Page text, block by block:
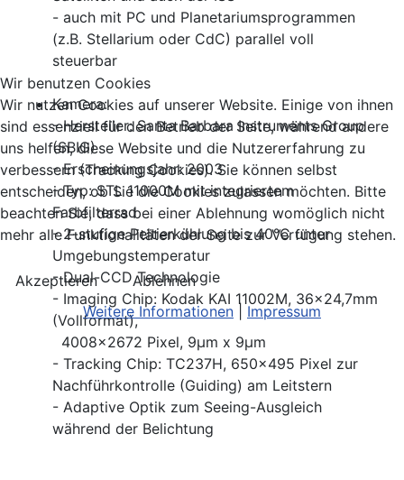
- auch mit PC und Planetariumsprogrammen
(z.B. Stellarium oder CdC) parallel voll
steuerbar
Kamera:
- Hersteller: Santa Barbara Instruments Group
(SBIG)
- Erscheinungsjahr: 2003
- Typ: STL 11000M mit integriertem
Farbfilterrad
- 2-stufige Peltierkühlung bis 40°C unter
Umgebungstemperatur
- Dual-CCD Technologie
- Imaging Chip: Kodak KAI 11002M, 36x24,7mm
(Vollformat),
4008x2672 Pixel, 9μm x 9μm
- Tracking Chip: TC237H, 650x495 Pixel zur
Nachführkontrolle (Guiding) am Leitstern
- Adaptive Optik zum Seeing-Ausgleich
während der Belichtung
Wir benutzen Cookies
Wir nutzen Cookies auf unserer Website. Einige von ihnen
sind essenziell für den Betrieb der Seite, während andere
uns helfen, diese Website und die Nutzererfahrung zu
verbessern (Tracking Cookies). Sie können selbst
entscheiden, ob Sie die Cookies zulassen möchten. Bitte
beachten Sie, dass bei einer Ablehnung womöglich nicht
mehr alle Funktionalitäten der Seite zur Verfügung stehen.
Akzeptieren
Ablehnen
Weitere Informationen
Impressum